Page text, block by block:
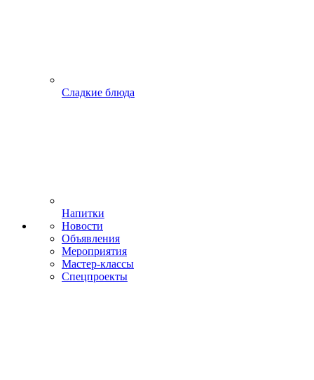
Сладкие блюда
Напитки
Новости
Объявления
Мероприятия
Мастер-классы
Спецпроекты